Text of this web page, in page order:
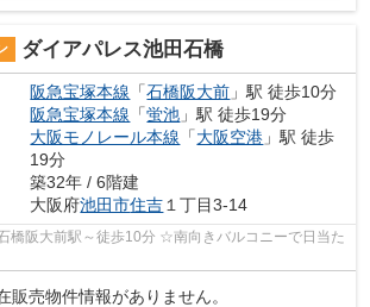
ダイアパレス池田石橋
阪急宝塚本線 「石橋阪大前 」駅 徒歩10分
阪急宝塚本線 「蛍池 」駅 徒歩19分
大阪モノレール本線 「大阪空港 」駅 徒歩
19分
築32年 / 6階建
大阪府池田市住吉 １丁目3-14
阪大前駅～徒歩10分 ☆南向きバルコニーで日当た
販売物件情報がありません。